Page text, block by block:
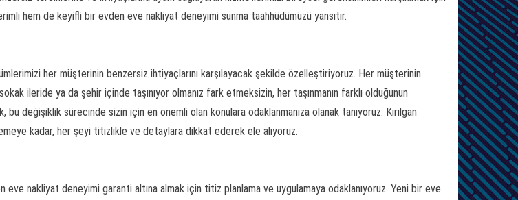
hem de keyifli bir evden eve nakliyat deneyimi sunma taahhüdümüzü yansıtır.
her müşterinin benzersiz ihtiyaçlarını karşılayacak şekilde özelleştiriyoruz. Her müşterinin
ileride ya da şehir içinde taşınıyor olmanız fark etmeksizin, her taşınmanın farklı olduğunun
bu değişiklik sürecinde sizin için en önemli olan konulara odaklanmanıza olanak tanıyoruz. Kırılgan
kadar, her şeyi titizlikle ve detaylara dikkat ederek ele alıyoruz.
nakliyat deneyimi garanti altına almak için titiz planlama ve uygulamaya odaklanıyoruz. Yeni bir eve